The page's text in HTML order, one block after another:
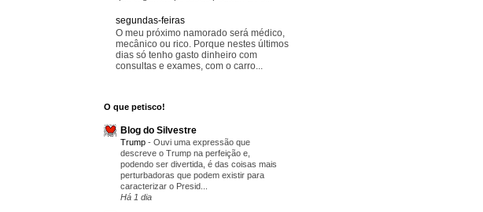
segundas-feiras
O meu próximo namorado será médico,
mecânico ou rico. Porque nestes últimos
dias só tenho gasto dinheiro com
consultas e exames, com o carro...
O que petisco!
Blog do Silvestre
Trump - Ouvi uma expressão que
descreve o Trump na perfeição e,
podendo ser divertida, é das coisas mais
perturbadoras que podem existir para
caracterizar o Presid...
Há 1 dia